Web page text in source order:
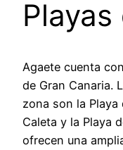
Agaete cuenta
de Gran Canaria.
zona son la Playa
Caleta y la Playa
ofrecen una